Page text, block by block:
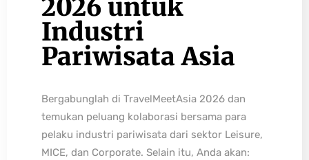
2026 untuk
Industri
Pariwisata Asia
Bergabunglah di TravelMeetAsia 2026 dan
temukan peluang kolaborasi bersama para
pelaku industri pariwisata dari sektor Leisure,
MICE, dan Corporate. Selain itu, Anda akan: